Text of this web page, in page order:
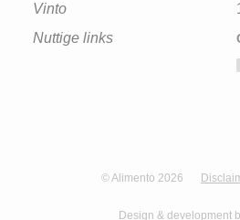
Vinto
Nuttige links
© Alimento 2026
Design & development